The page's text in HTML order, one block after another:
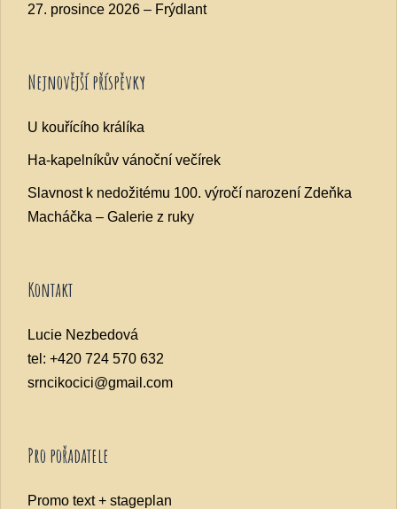
27. prosince 2026 – Frýdlant
Nejnovější příspěvky
U kouřícího králíka
Ha-kapelníkův vánoční večírek
Slavnost k nedožitému 100. výročí narození Zdeňka
Macháčka – Galerie z ruky
Kontakt
Lucie Nezbedová
tel: +420 724 570 632
srncikocici@gmail.com
Pro pořadatele
Promo text + stageplan